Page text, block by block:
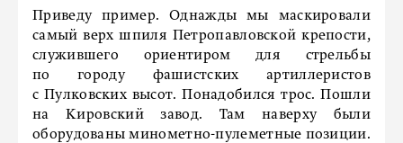
Приведу пример. Однажды мы маскировали
самый верх шпиля Петропавловской крепости,
служившего ориентиром для стрельбы
по городу фашистских артиллеристов
с Пулковских высот. Понадобился трос. Пошли
на Кировский завод. Там наверху были
оборудованы минометно-пулеметные позиции.